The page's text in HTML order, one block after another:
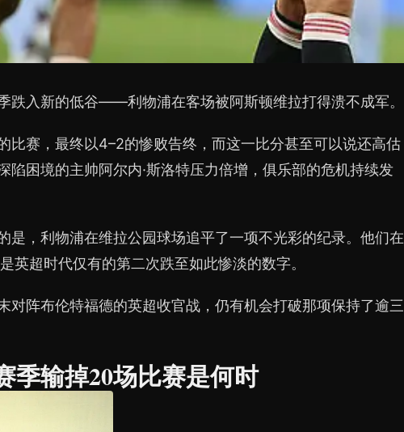
跌入新的低谷——利物浦在客场被阿斯顿维拉打得溃不成军。
比赛，最终以4–2的惨败告终，而这一比分甚至可以说还高估
陷困境的主帅阿尔内·斯洛特压力倍增，俱乐部的危机持续发
是，利物浦在维拉公园球场追平了一项不光彩的纪录。他们在
英超时代仅有的第二次跌至如此惨淡的数字。
对阵布伦特福德的英超收官战，仍有机会打破那项保持了逾三
季输掉20场比赛是何时